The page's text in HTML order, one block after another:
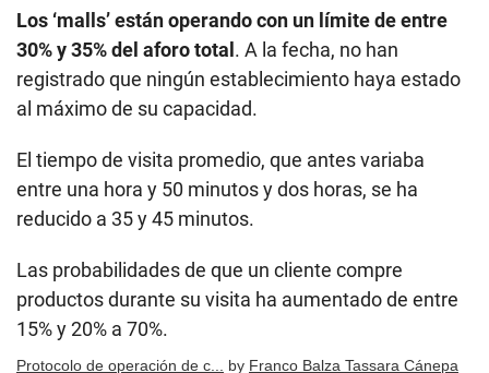
Los ‘malls’ están operando con un límite de entre
30% y 35% del aforo total . A la fecha, no han
registrado que ningún establecimiento haya estado
al máximo de su capacidad.
El tiempo de visita promedio, que antes variaba
entre una hora y 50 minutos y dos horas, se ha
reducido a 35 y 45 minutos.
Las probabilidades de que un cliente compre
productos durante su visita ha aumentado de entre
15% y 20% a 70%.
Protocolo de operación de c... by Franco Balza Tassara Cánepa